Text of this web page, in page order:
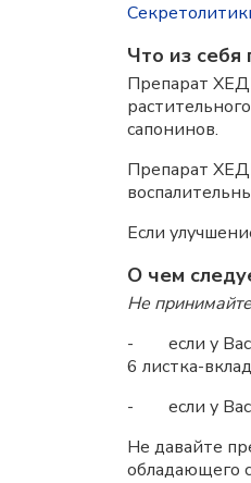
Что из себя
Препарат
сапонинов.
Препарат
Если
О чем
Не
- если у Вас
6 листка-
- если у Вас
Не давайте
обладающего